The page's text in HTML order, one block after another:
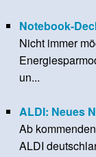
Notebook-
Nicht immer
un...
ALDI: Neues
Ab
ALDI